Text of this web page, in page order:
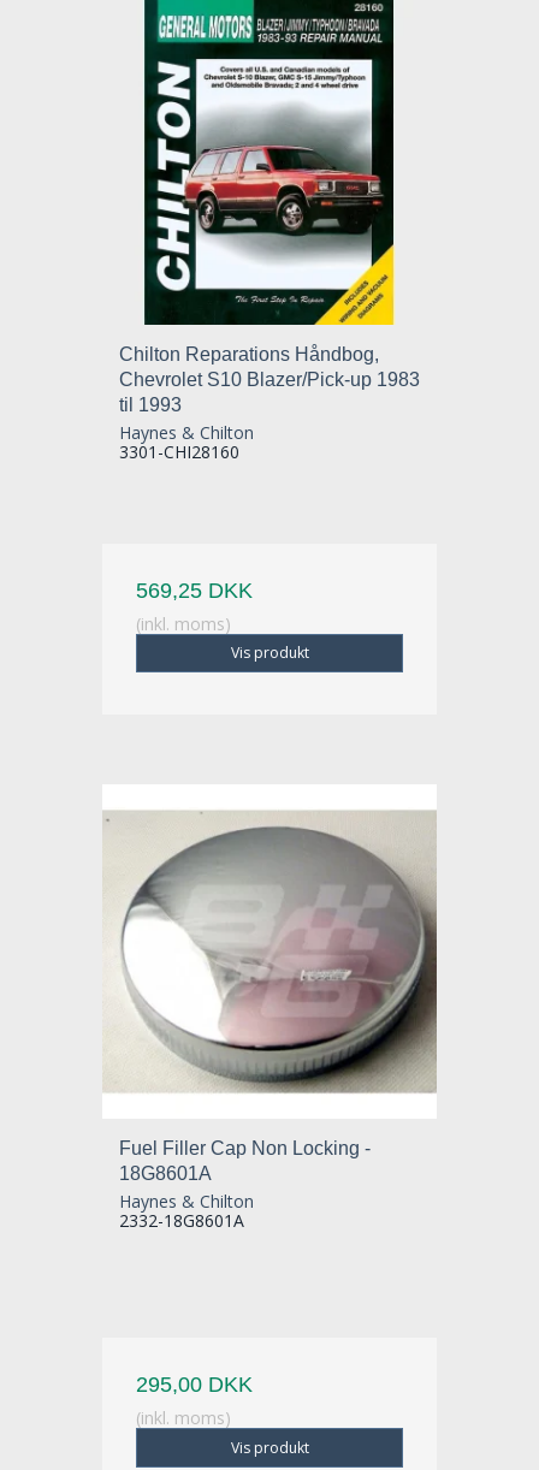
Chilton Reparations Håndbog,
Chevrolet S10 Blazer/Pick-up 1983
til 1993
Haynes & Chilton
3301-CHI28160
569,25 DKK
(inkl. moms)
Vis produkt
Fuel Filler Cap Non Locking -
18G8601A
Haynes & Chilton
2332-18G8601A
295,00 DKK
(inkl. moms)
Vis produkt